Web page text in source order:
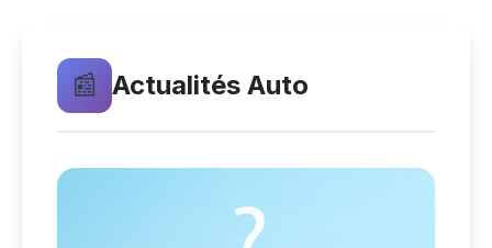
📰 Actualités Auto